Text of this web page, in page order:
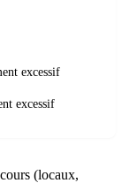
excessif
excessif
(locaux,